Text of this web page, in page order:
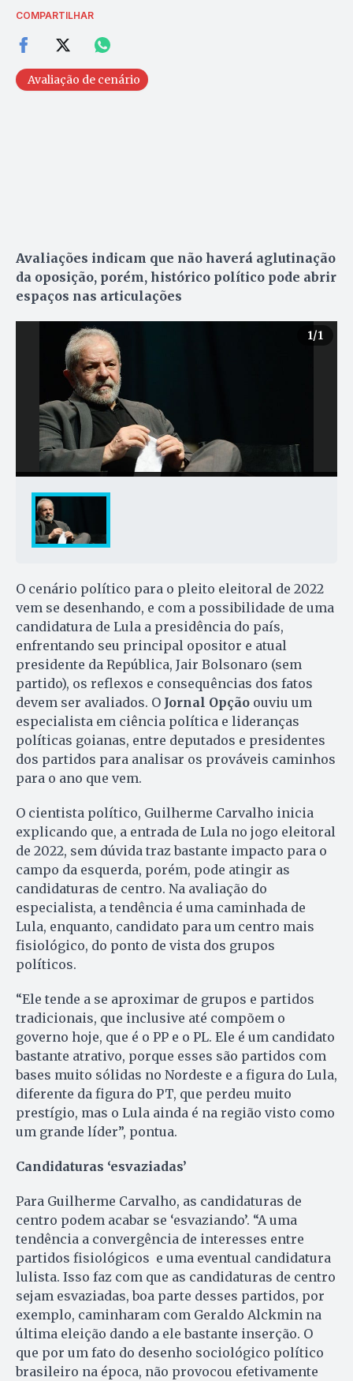
COMPARTILHAR
Avaliação de cenário
Avaliações indicam que não haverá aglutinação
da oposição, porém, histórico político pode abrir
espaços nas articulações
1/1
O cenário político para o pleito eleitoral de 2022
vem se desenhando, e com a possibilidade de uma
candidatura de Lula a presidência do país,
enfrentando seu principal opositor e atual
presidente da República, Jair Bolsonaro (sem
partido), os reflexos e consequências dos fatos
devem ser avaliados. O Jornal Opção ouviu um
especialista em ciência política e lideranças
políticas goianas, entre deputados e presidentes
dos partidos para analisar os prováveis caminhos
para o ano que vem.
O cientista político, Guilherme Carvalho inicia
explicando que, a entrada de Lula no jogo eleitoral
de 2022, sem dúvida traz bastante impacto para o
campo da esquerda, porém, pode atingir as
candidaturas de centro. Na avaliação do
especialista, a tendência é uma caminhada de
Lula, enquanto, candidato para um centro mais
fisiológico, do ponto de vista dos grupos
políticos.
“Ele tende a se aproximar de grupos e partidos
tradicionais, que inclusive até compõem o
governo hoje, que é o PP e o PL. Ele é um candidato
bastante atrativo, porque esses são partidos com
bases muito sólidas no Nordeste e a figura do Lula,
diferente da figura do PT, que perdeu muito
prestígio, mas o Lula ainda é na região visto como
um grande líder”, pontua.
Candidaturas ‘esvaziadas’
Para Guilherme Carvalho, as candidaturas de
centro podem acabar se ‘esvaziando’. “A uma
tendência a convergência de interesses entre
partidos fisiológicos e uma eventual candidatura
lulista. Isso faz com que as candidaturas de centro
sejam esvaziadas, boa parte desses partidos, por
exemplo, caminharam com Geraldo Alckmin na
última eleição dando a ele bastante inserção. O
que por um fato do desenho sociológico político
brasileiro na época, não provocou efetivamente